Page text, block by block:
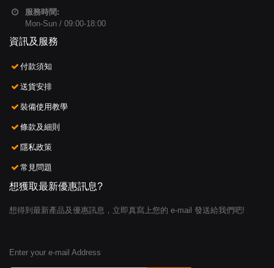
服務時間:
Mon-Sun / 09:00-18:00
資訊及服務
付款須知
送貨安排
裝備使用教學
條款及細則
隱私政策
常見問題
想獲取最新優惠訊息?
想得到最新產品及優惠訊息，立即真寫上您的 e-mail 發送給我們吧!
Enter your e-mail Address